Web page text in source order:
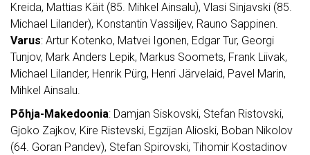
Kreida, Mattias Käit (85. Mihkel Ainsalu), Vlasi Sinjavski (85.
Michael Lilander), Konstantin Vassiljev, Rauno Sappinen.
Varus: Artur Kotenko, Matvei Igonen, Edgar Tur, Georgi
Tunjov, Mark Anders Lepik, Markus Soomets, Frank Liivak,
Michael Lilander, Henrik Pürg, Henri Järvelaid, Pavel Marin,
Mihkel Ainsalu.
Põhja-Makedoonia: Damjan Siskovski, Stefan Ristovski,
Gjoko Zajkov, Kire Ristevski, Egzijan Alioski, Boban Nikolov
(64. Goran Pandev), Stefan Spirovski, Tihomir Kostadinov